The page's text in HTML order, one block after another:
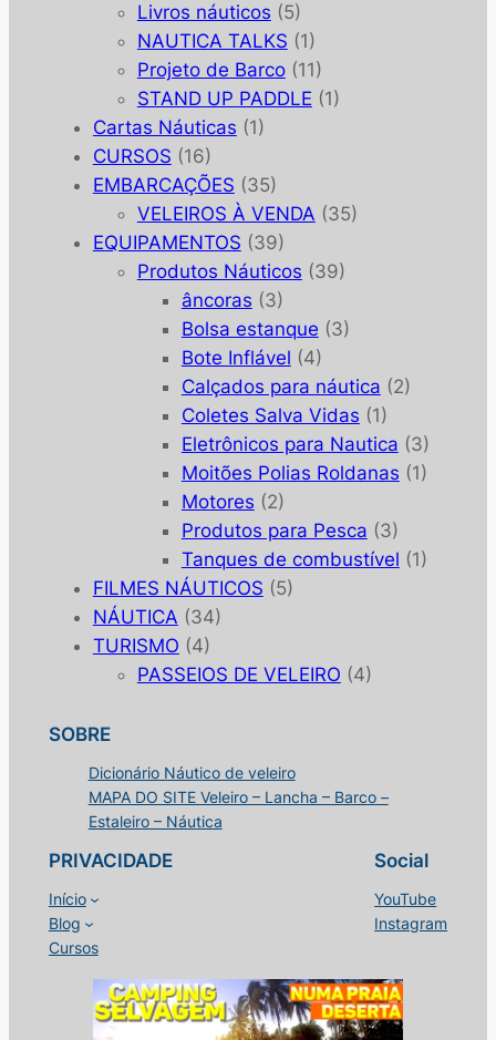
Livros náuticos (5)
NAUTICA TALKS (1)
Projeto de Barco(11)
STAND UP PADDLE (1)
Cartas Náuticas (1)
CURSOS (16)
EMBARCAÇÕES (35)
VELEIROS À VENDA (35)
EQUIPAMENTOS (39)
Produtos Náuticos (39)
âncoras (3)
Bolsa estanque (3)
Bote Inflável (4)
Calçados para náutica (2)
Coletes Salva Vidas (1)
Eletrônicos para Nautica (3)
Moitões Polias Roldanas (1)
Motores (2)
Produtos para Pesca (3)
Tanques de combustível (1)
FILMES NÁUTICOS (5)
NÁUTICA (34)
TURISMO (4)
PASSEIOS DE VELEIRO (4)
SOBRE
Dicionário Náutico de veleiro
MAPA DO SITE Veleiro – Lancha – Barco –
Estaleiro – Náutica
PRIVACIDADE
Início
Blog
Cursos
Social
YouTube
Instagram